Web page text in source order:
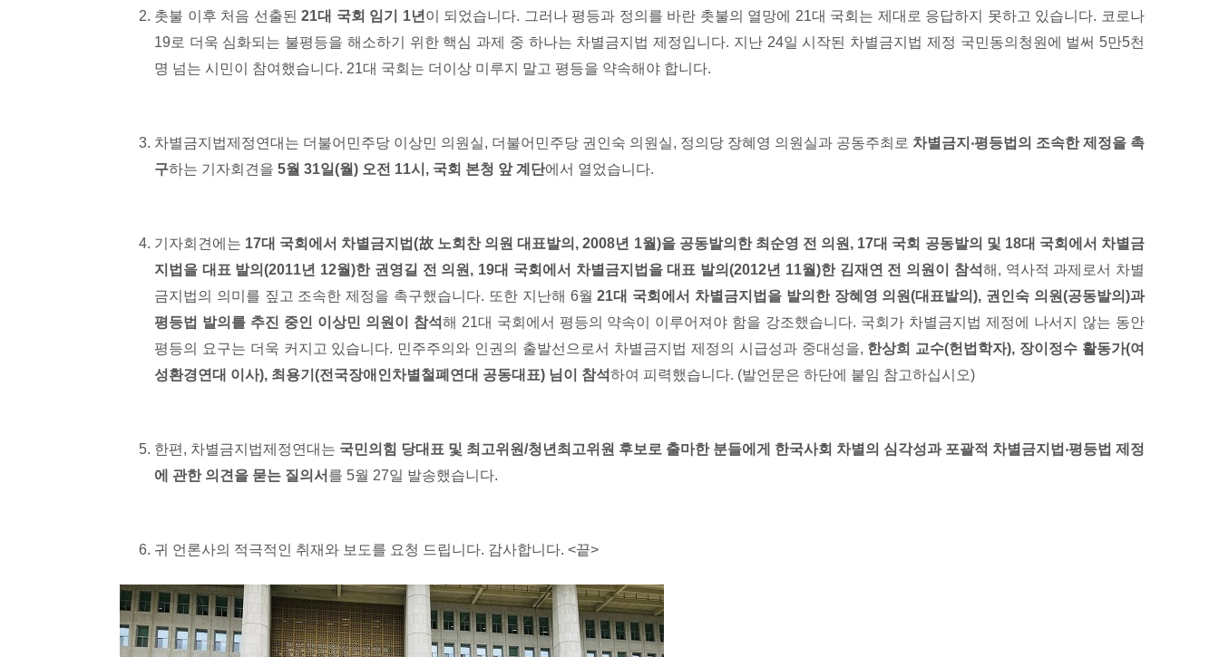
촛불 이후 처음 선출된21대 국회 임기 1년 이 되었습니다. 그러나 평등과 정의를 바란 촛불의 열망에 21대 국회는 제대로 응답하지 못하고 있습니다. 코로나
19로 더욱 심화되는 불평등을 해소하기 위한 핵심 과제 중 하나는 차별금지법 제정입니다. 지난 24일 시작된 차별금지법 제정 국민동의청원에 벌써 5만5천
명 넘는 시민이 참여했습니다. 21대 국회는 더이상 미루지 말고 평등을 약속해야 합니다.
차별금지법제정연대는 더불어민주당 이상민 의원실, 더불어민주당 권인숙 의원실, 정의당 장혜영 의원실과 공동주최로 차별금지 ‧평등법의 조속한 제정을 촉
구하는 기자회견을 5월 31일(월) 오전 11시 , 국회 본청 앞 계단에서 열었습니다.
기자회견에는 17대 국회에서 차별금지법(故 노회찬 의원 대표발의 , 2008년 1월)을 공동발의한 최순영 전 의원 , 17대 국회 공동발의 및 18대 국회에서 차별금
지법을 대표 발의(2011년 12월)한 권영길 전 의원 , 19대 국회에서 차별금지법을 대표 발의(2012년 11월)한 김재연 전 의원이 참석해, 역사적 과제로서 차별
금지법의 의미를 짚고 조속한 제정을 촉구했습니다. 또한 지난해 6월21대 국회에서 차별금지법을 발의한 장혜영 의원(대표발의), 권인숙 의원(공동발의 )과
평등법 발의를 추진 중인 이상민 의원이 참석해 21대 국회에서 평등의 약속이 이루어져야 함을 강조했습니다. 국회가 차별금지법 제정에 나서지 않는 동안
평등의 요구는 더욱 커지고 있습니다. 민주주의와 인권의 출발선으로서 차별금지법 제정의 시급성과 중대성을, 한상희 교수(헌법학자), 장이정수 활동가(여
성환경연대 이사), 최용기 (전국장애인차별철폐연대 공동대표) 님이 참석하여 피력했습니다. (발언문은 하단에 붙임 참고하십시오)
한편, 차별금지법제정연대는 국민의힘 당대표 및 최고위원/청년최고위원 후보로 출마한 분들에게 한국사회 차별의 심각성과 포괄적 차별금지법 ‧평등법 제정
에 관한 의견을 묻는 질의서 를 5월 27일 발송했습니다.
귀 언론사의 적극적인 취재와 보도를 요청 드립니다. 감사합니다. <끝>